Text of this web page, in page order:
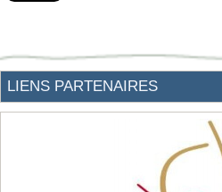
LIENS PARTENAIRES